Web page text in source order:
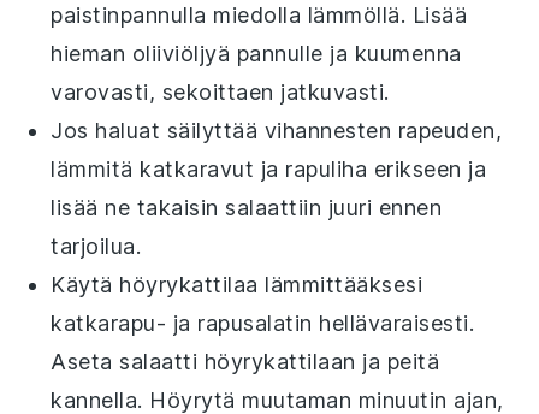
paistinpannulla miedolla lämmöllä. Lisää
hieman oliiviöljyä pannulle ja kuumenna
varovasti, sekoittaen jatkuvasti.
Jos haluat säilyttää vihannesten rapeuden,
lämmitä katkaravut ja rapuliha erikseen ja
lisää ne takaisin salaattiin juuri ennen
tarjoilua.
Käytä höyrykattilaa lämmittääksesi
katkarapu- ja rapusalatin hellävaraisesti.
Aseta salaatti höyrykattilaan ja peitä
kannella. Höyrytä muutaman minuutin ajan,